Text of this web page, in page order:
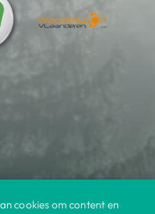
cookies om content en